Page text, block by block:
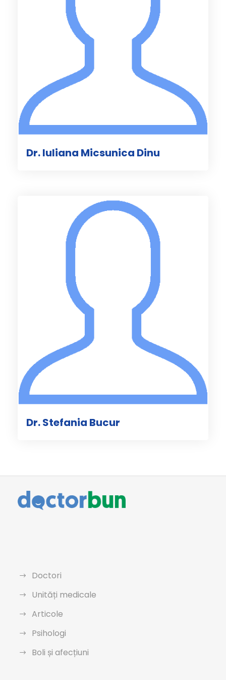
Dr. Iuliana Micsunica Dinu
Dr. Stefania Bucur
Doctori
Unități medicale
Articole
Psihologi
Boli și afecțiuni